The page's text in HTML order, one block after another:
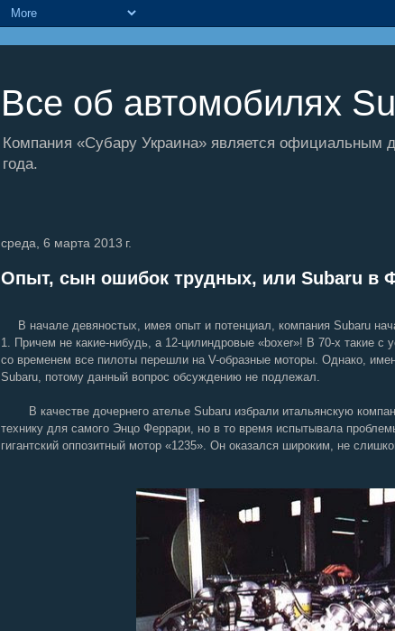
Все об автомобилях
Компания «Субару Украина» является официальным
года.
среда, 6 марта 2013 г.
Опыт, сын ошибок трудных, или Subaru в
В начале девяностых, имея опыт и потенциал, компания Subaru
1. Причем не какие-нибудь, а 12-цилиндровые «boxer»! В 70-х такие с
со временем все пилоты перешли на V-образные моторы. Однако,
Subaru, потому данный вопрос обсуждению не подлежал.
В качестве дочернего ателье Subaru избрали итальянскую
технику для самого Энцо Феррари, но в то время испытывала
гигантский оппозитный мотор «1235». Он оказался широким, не